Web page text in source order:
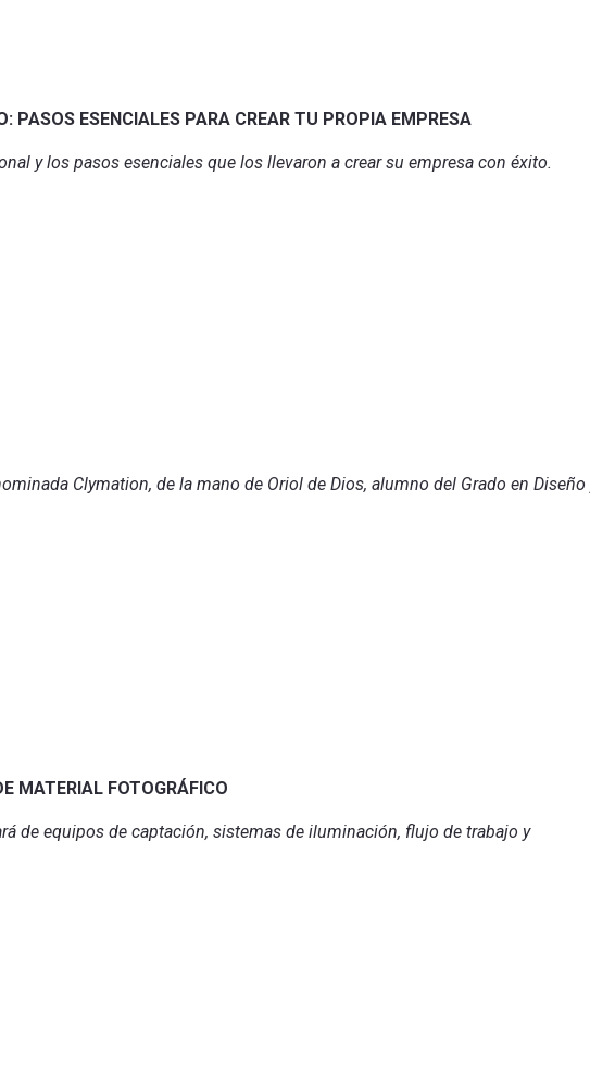
PASOS ESENCIALES PARA CREAR TU PROPIA EMPRESA
y los pasos esenciales que los llevaron a crear su empresa con éxito.
Clymation, de la mano de Oriol de Dios, alumno del Grado en Diseño
MATERIAL FOTOGRÁFICO
de equipos de captación, sistemas de iluminación, flujo de trabajo y